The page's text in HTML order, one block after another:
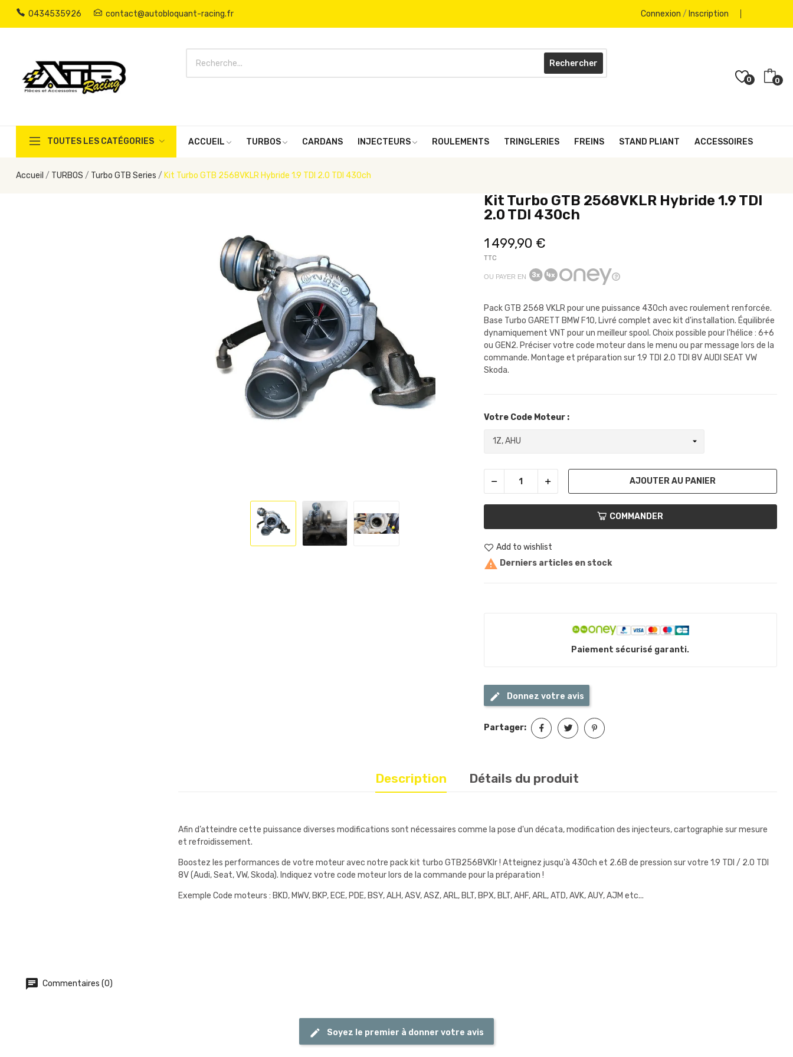
0434535926 contact@autobloquant-racing.fr Connexion / Inscription
Rechercher
0 0
TOUTES LES CATÉGORIES ACCUEIL TURBOS CARDANS INJECTEURS ROULEMENTS TRINGLERIES FREINS STAND PLIANT ACCESSOIRES
Accueil TURBOS Turbo GTB Series Kit Turbo GTB 2568VKLR Hybride 1.9 TDI 2.0 TDI 430ch
Kit Turbo GTB 2568VKLR Hybride 1.9 TDI
2.0 TDI 430ch
1 499,90 €
TTC
OU PAYER EN
Pack GTB 2568 VKLR pour une puissance 430ch avec roulement renforcée.
Base Turbo GARETT BMW F10, Livré complet avec kit d'installation. Équilibrée
dynamiquement VNT pour un meilleur spool. Choix possible pour l'hélice : 6+6
ou GEN2. Préciser votre code moteur dans le menu ou par message lors de la
commande. Montage et préparation sur 1.9 TDI 2.0 TDI 8V AUDI SEAT VW
Skoda.
Votre Code Moteur :
AJOUTER AU PANIER
COMMANDER
Add to wishlist
 Derniers articles en stock
Paiement sécurisé garanti.
Donnez votre avis
Partager:
Description Détails du produit
Afin d’atteindre cette puissance diverses modifications sont nécessaires comme la pose d'un décata, modification des injecteurs, cartographie sur mesure
et refroidissement.
Boostez les performances de votre moteur avec notre pack kit turbo GTB2568VKlr ! Atteignez jusqu'à 430ch et 2.6B de pression sur votre 1.9 TDI / 2.0 TDI
8V (Audi, Seat, VW, Skoda). Indiquez votre code moteur lors de la commande pour la préparation !
Exemple Code moteurs : BKD, MWV, BKP, ECE, PDE, BSY, ALH, ASV, ASZ, ARL, BLT, BPX, BLT, AHF, ARL, ATD, AVK, AUY, AJM etc...
Commentaires (0)
Soyez le premier à donner votre avis